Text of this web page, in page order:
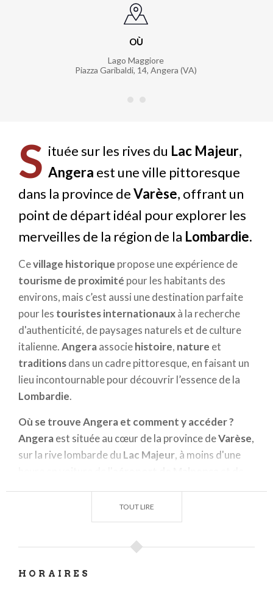
OÙ
Lago Maggiore
Piazza Garibaldi, 14, Angera (VA)
S ituée sur les rives du Lac Majeur,
Angera est une ville pittoresque
dans la province deVarèse, offrant un
point de départ idéal pour explorer les
merveilles de la région de la Lombardie.
Cevillage historique propose une expérience de
tourisme de proximité pour les habitants des
environs, mais c’est aussi une destination parfaite
pour les touristes internationauxà la recherche
d'authenticité, de paysages naturels et de culture
italienne.Angeraassociehistoire, nature et
traditionsdans un cadre pittoresque, en faisant un
lieu incontournable pour découvrir l’essence de la
Lombardie.
Où se trouve Angera et comment y accéder ?
Angeraest située au cœur de la province deVarèse,
sur la rive lombarde du Lac Majeur, à moins d'une
facilement accessible pour les voyageurs venant
touristes étrangers. Que vous veniez
est bien desservie et représente une
excellente étape lors d’un voyage dans le
TOUT LIRE
HORAIRES